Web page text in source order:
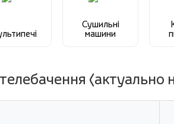
Сушильні
машини
(актуально